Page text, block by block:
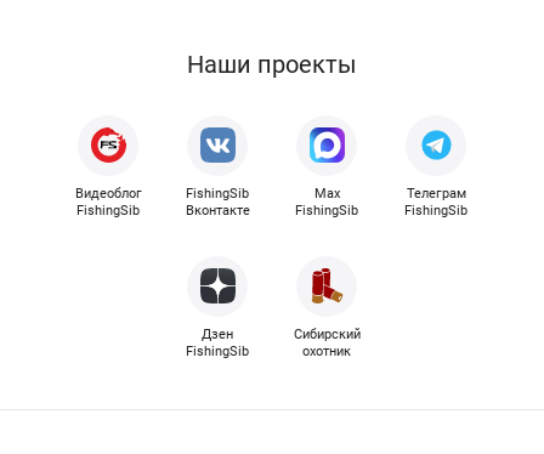
Наши проекты
Видеоблог
FishingSib
FishingSib
Вконтакте
Max
FishingSib
Телеграм
FishingSib
Дзен
FishingSib
Сибирский
охотник